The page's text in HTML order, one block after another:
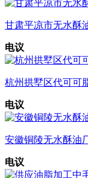
甘肃平凉市无水酥
电议
杭州拱墅区代可可
电议
安徽铜陵无水酥油
电议